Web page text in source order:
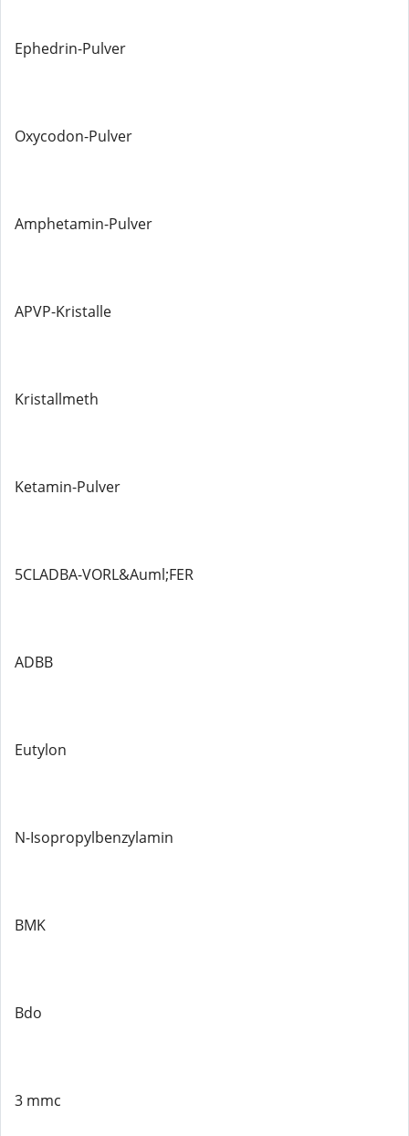
Ephedrin-Pulver
Oxycodon-Pulver
Amphetamin-Pulver
APVP-Kristalle
Kristallmeth
Ketamin-Pulver
5CLADBA-VORL&Auml;FER
ADBB
Eutylon
N-Isopropylbenzylamin
BMK
Bdo
3 mmc